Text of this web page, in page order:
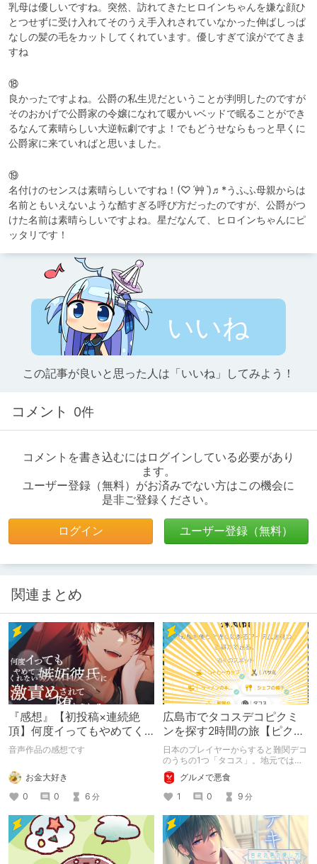
乳母は優しいですね。突然、訪れてきたヒロインちゃんを嫌な顔ひ
とつせずに受け入れてそのうえ手入れされていなかった伸ばしっぱ
なしの髪の毛をカットしてくれています。優しすぎて涙がでてきま
すね
⑱
良かったですよね。公爵の私生児だということが判明したのですが
そのおかげで公爵家の令嬢になれて暖かいベッドで眠ることができ
るなんて素晴らしい大逆転劇ですよ！でもどうせならもっと早くに
公爵家に来ていればと思いました。
⑲
名付けのセンスは素晴らしいですね！(♡ˊ艸ˋ)♬*うふふ母親からは
名前ともいえないような酷すぎる呼び方だったのですが、公爵がつ
けた名前は素晴らしいですよね。星だなんて、ヒロインちゃんにピ
ッタリです！
いいね
この記事が良いと思った人は「いいね」してみよう！
コメント 0件
コメントを書き込むにはログインしている必要があり
ます。
ユーザー登録（無料）がお済みでない方はこの機会に
是非ご登録ください。
ログイン ユーザー登録（無料）
関連まとめ
『感想』【初投稿×連続絶
頂】何度イってもやめてく
れない嫉妬彼氏に激責めさ
音声作品の感想です
お金大好き
0
0 6 分
広島市でタコスデコピクミ
ンを探す2時間の旅【ピクミ
ンブルーム / Pikmin
Bloom】
日本のプレイヤーからすると難関デコ
のうちの1つ「タコス」。地元では見
つけられなかった男が広島で探す旅を
お送りします。ねくすと5月のテーマ
「お出かけの記録」。
グルメで悪食
1
0 9 分